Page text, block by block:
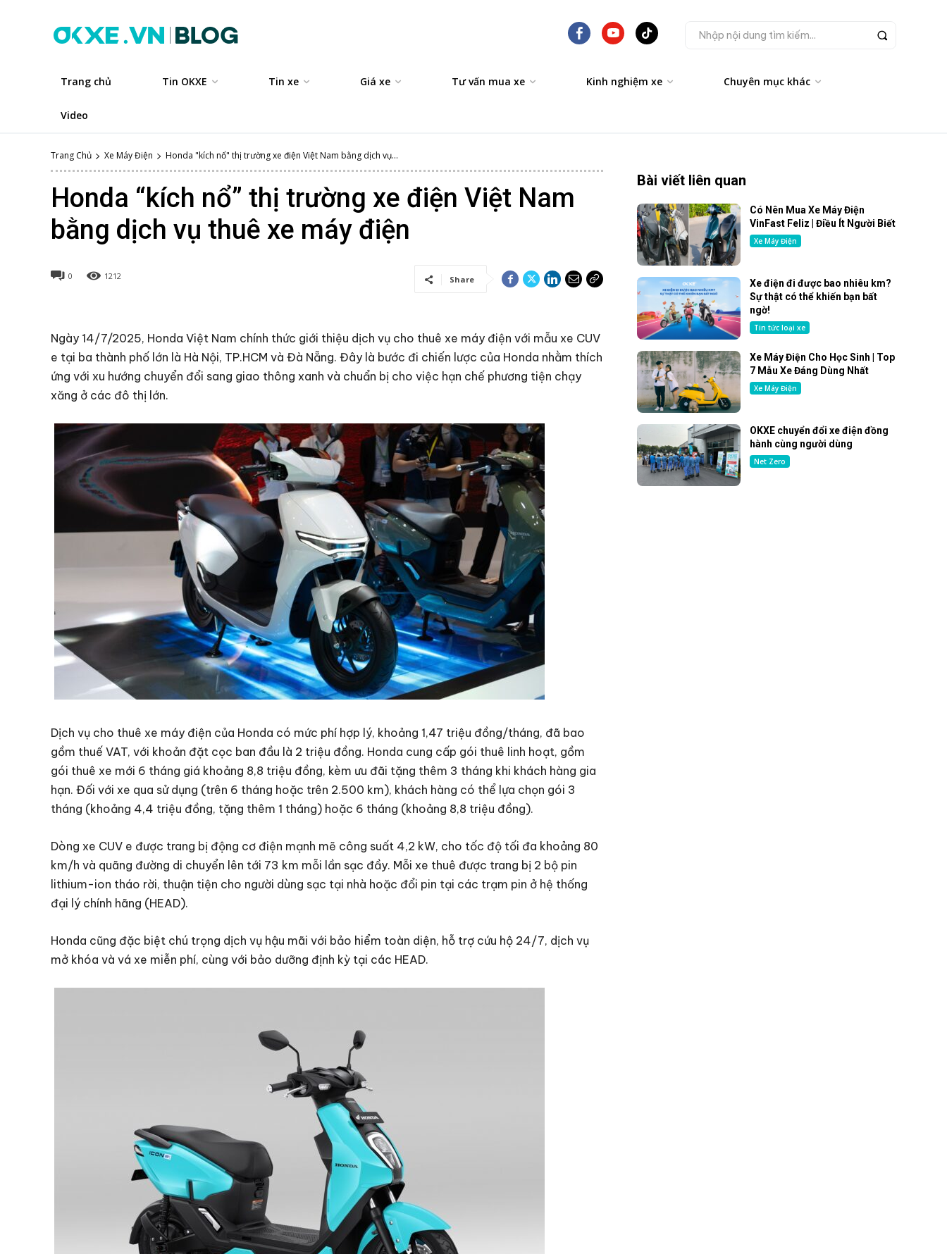
Nhập nội dung tìm kiếm...
Trang chủ Tin OKXE Tin xe Giá xe Tư vấn mua xe Kinh nghiệm xe Chuyên mục khác
Video
Trang Chủ Xe Máy Điện Honda "kích nổ" thị trường xe điện Việt Nam bằng dịch vụ...
Honda “kích nổ” thị trường xe điện Việt Nam
bằng dịch vụ thuê xe máy điện
0 1212 Share
Ngày 14/7/2025, Honda Việt Nam chính thức giới thiệu dịch vụ cho thuê xe máy điện với mẫu xe CUV
e tại ba thành phố lớn là Hà Nội, TP.HCM và Đà Nẵng. Đây là bước đi chiến lược của Honda nhằm thích
ứng với xu hướng chuyển đổi sang giao thông xanh và chuẩn bị cho việc hạn chế phương tiện chạy
xăng ở các đô thị lớn.
Dịch vụ cho thuê xe máy điện của Honda có mức phí hợp lý, khoảng 1,47 triệu đồng/tháng, đã bao
gồm thuế VAT, với khoản đặt cọc ban đầu là 2 triệu đồng. Honda cung cấp gói thuê linh hoạt, gồm
gói thuê xe mới 6 tháng giá khoảng 8,8 triệu đồng, kèm ưu đãi tặng thêm 3 tháng khi khách hàng gia
hạn. Đối với xe qua sử dụng (trên 6 tháng hoặc trên 2.500 km), khách hàng có thể lựa chọn gói 3
tháng (khoảng 4,4 triệu đồng, tặng thêm 1 tháng) hoặc 6 tháng (khoảng 8,8 triệu đồng).
Dòng xe CUV e được trang bị động cơ điện mạnh mẽ công suất 4,2 kW, cho tốc độ tối đa khoảng 80
km/h và quãng đường di chuyển lên tới 73 km mỗi lần sạc đầy. Mỗi xe thuê được trang bị 2 bộ pin
lithium-ion tháo rời, thuận tiện cho người dùng sạc tại nhà hoặc đổi pin tại các trạm pin ở hệ thống
đại lý chính hãng (HEAD).
Honda cũng đặc biệt chú trọng dịch vụ hậu mãi với bảo hiểm toàn diện, hỗ trợ cứu hộ 24/7, dịch vụ
mở khóa và vá xe miễn phí, cùng với bảo dưỡng định kỳ tại các HEAD.
Bài viết liên quan
Có Nên Mua Xe Máy Điện
VinFast Feliz | Điều Ít Người Biết
Xe Máy Điện
Xe điện đi được bao nhiêu km?
Sự thật có thể khiến bạn bất
ngờ!
Tin tức loại xe
Xe Máy Điện Cho Học Sinh | Top
7 Mẫu Xe Đáng Dùng Nhất
Xe Máy Điện
OKXE chuyển đổi xe điện đồng
hành cùng người dùng
Net Zero